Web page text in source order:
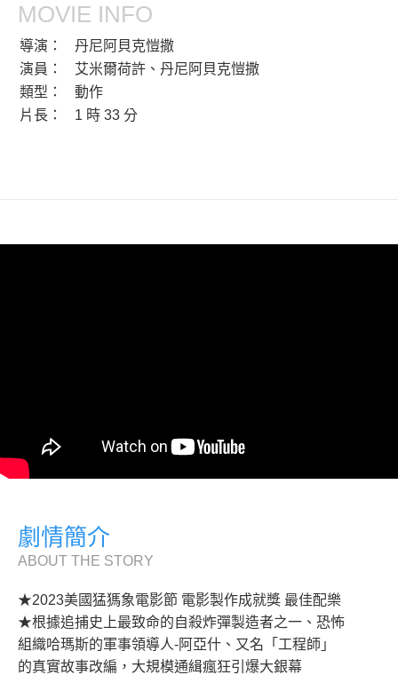
MOVIE INFO
導演：
丹尼阿貝克愷撒
演員：
艾米爾荷許、丹尼阿貝克愷撒
類型：
動作
片長：
1 時 33 分
劇情簡介
ABOUT THE STORY
★2023美國猛獁象電影節 電影製作成就獎 最佳配樂
★根據追捕史上最致命的自殺炸彈製造者之一、恐怖
組織哈瑪斯的軍事領導人-阿亞什、又名「工程師」
的真實故事改編，大規模通緝瘋狂引爆大銀幕